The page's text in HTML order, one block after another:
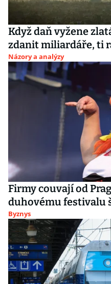
Když daň vyžene
zdanit miliardáře, ti
Názory a analýzy
Firmy couvají od
duhovému festivalu
Byznys